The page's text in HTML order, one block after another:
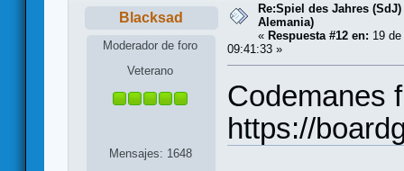
Blacksad
Moderador de foro
Veterano
Mensajes: 1648
Re:Spiel des Jahres
Alemania)
« Respuesta #12 en: 19
09:41:33 »
Codemanes
https://